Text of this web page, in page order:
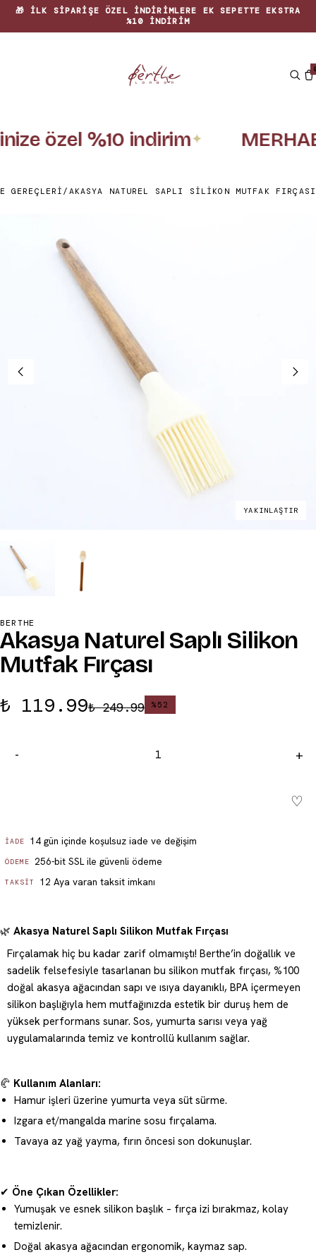
🎁 İLK SIPARIŞE ÖZEL INDIRIMLERE EK SEPETTE EKSTRA
%10 INDIRIM
özel %10 indirim✦
GEREÇLERI / AKASYA NATUREL SAPLI SILIKON MUTFAK FIRÇASI
YAKINLAŞTIR
BERTHE
Naturel Saplı Silikon
Mutfak Fırçası
₺ 119.99₺ 249.99 %52
- +
♡
İADE 14 gün içinde koşulsuz iade ve değişim
ÖDEME 256-bit SSL ile güvenli ödeme
TAKSIT 12 Aya varan taksit imkanı
🌿 Akasya Naturel Saplı Silikon Mutfak Fırçası
Fırçalamak hiç bu kadar zarif olmamıştı! Berthe’in doğallık ve
sadelik felsefesiyle tasarlanan bu silikon mutfak fırçası, %100
doğal akasya ağacından sapı ve ısıya dayanıklı, BPA içermeyen
silikon başlığıyla hem mutfağınızda estetik bir duruş hem de
yüksek performans sunar. Sos, yumurta sarısı veya yağ
uygulamalarında temiz ve kontrollü kullanım sağlar.
🥐 Kullanım Alanları:
Hamur işleri üzerine yumurta veya süt sürme.
Izgara et/mangalda marine sosu fırçalama.
Tavaya az yağ yayma, fırın öncesi son dokunuşlar.
✔ Öne Çıkan Özellikler:
Yumuşak ve esnek silikon başlık – fırça izi bırakmaz, kolay
temizlenir.
Doğal akasya ağacından ergonomik, kaymaz sap.